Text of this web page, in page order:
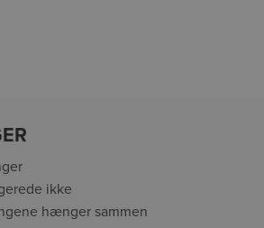
ikke
hænger sammen